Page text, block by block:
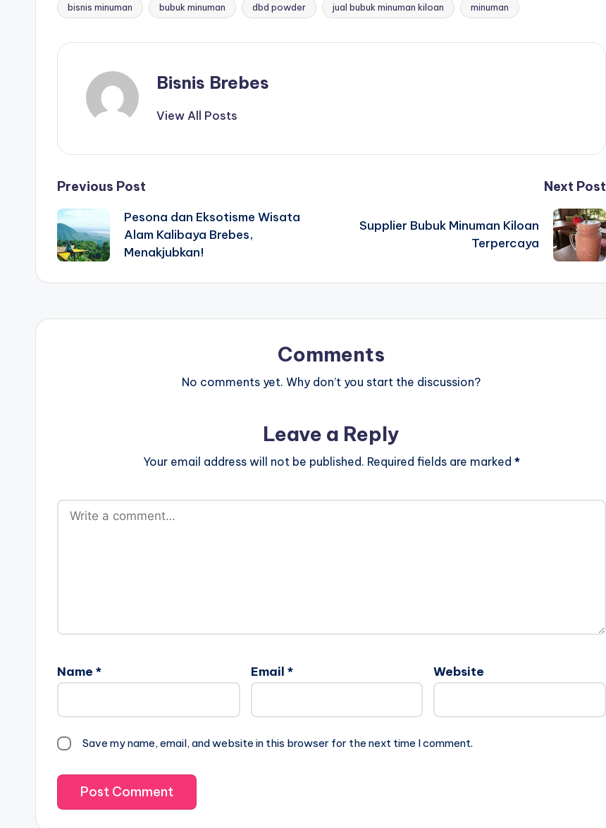
Tags:
bisnis minuman bubuk minuman dbd powder jual bubuk minuman kiloan minuman
Bisnis Brebes
View All Posts
Post
navigation
Previous Post
Pesona dan Eksotisme Wisata
Alam Kalibaya Brebes,
Menakjubkan!
Next Post
Supplier Bubuk Minuman Kiloan
Terpercaya
Comments
No comments yet. Why don’t you start the discussion?
Leave a Reply
Your email address will not be published. Required fields are marked *
Name * Email * Website
Save my name, email, and website in this browser for the next time I comment.